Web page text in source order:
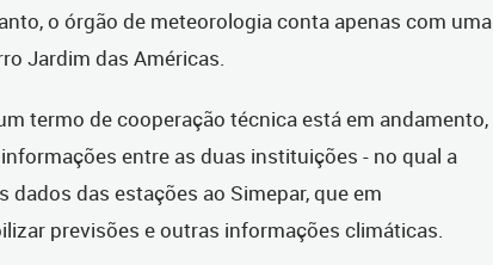
o órgão de meteorologia conta apenas com uma
Jardim das Américas.
termo de cooperação técnica está em andamento,
entre as duas instituições - no qual a
dados das estações ao Simepar, que em
previsões e outras informações climáticas.